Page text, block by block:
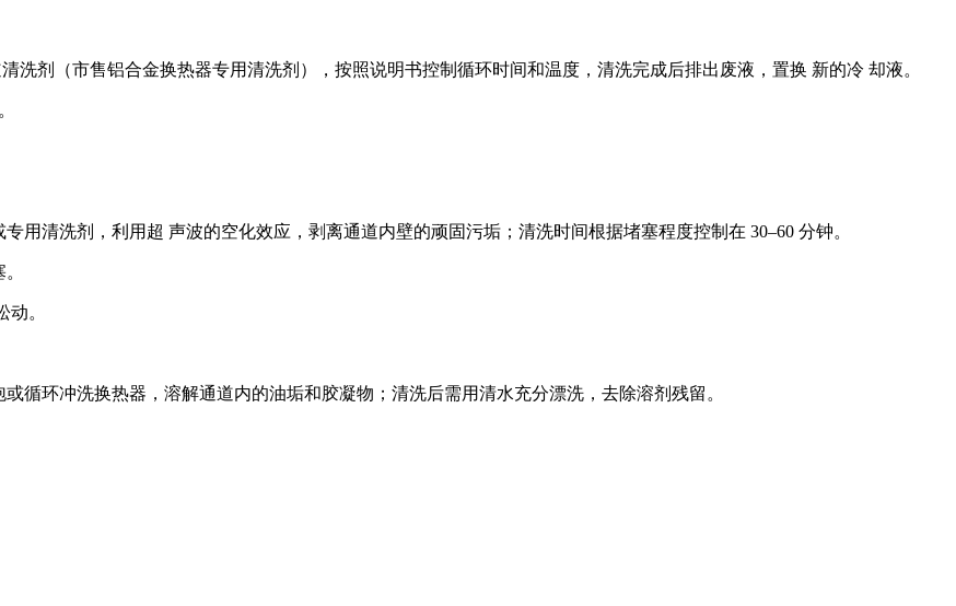
洗剂（市售铝合金换热器专用清洗剂），按照说明书控制循环时间和温度，清洗完成后排出废液，置换 新的冷 却液。
用清洗剂，利用超 声波的空化效应，剥离通道内壁的顽固污垢；清洗时间根据堵塞程度控制在 30–60 分钟。
。
循环冲洗换热器，溶解通道内的油垢和胶凝物；清洗后需用清水充分漂洗，去除溶剂残留。